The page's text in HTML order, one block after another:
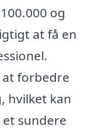
og
at få en
forbedre
hvilket kan
sundere